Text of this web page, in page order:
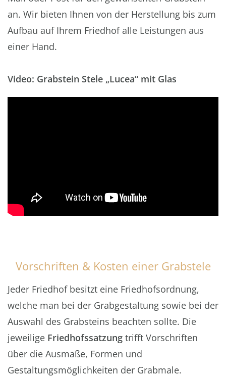
an. Wir bieten Ihnen von der Herstellung bis zum
Aufbau auf Ihrem Friedhof alle Leistungen aus
einer Hand.
Video: Grabstein Stele „Lucea“ mit Glas
Vorschriften & Kosten einer Grabstele
Jeder Friedhof besitzt eine Friedhofsordnung,
welche man bei der Grabgestaltung sowie bei der
Auswahl des Grabsteins beachten sollte. Die
jeweilige Friedhofssatzung trifft Vorschriften
über die Ausmaße, Formen und
Gestaltungsmöglichkeiten der Grabmale.